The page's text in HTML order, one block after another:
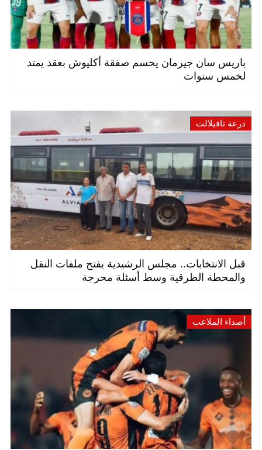
باريس سان جيرمان يحسم صفقة أكليوش بعقد يمتد
لخمس سنوات
درعة تافيلالت
قبل الانتخابات.. مجلس الرشيدية يفتح ملفات النقل
والمحطة الطرقية وسط أسئلة محرجة
أصداء الملاعب